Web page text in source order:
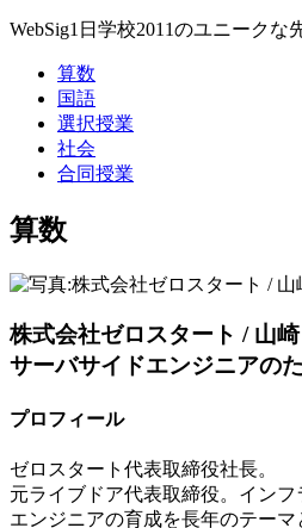
WebSig1日学校2011のユニークな
算数
国語
選択授業
社会
合同授業
算数
株式会社ゼロスタート / 山
サーバサイドエンジニアの
プロフィール
ゼロスタート代表取締役社長。
元ライブドア代表取締役。インフ
エンジニアの育成を長年のテーマ